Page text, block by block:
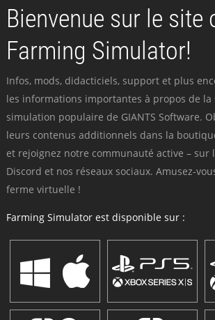
Bienvenue sur le site
Farming Simulator!
Infos, mods, didacticiels, support et plus
les informations importantes à propos de la
simulation populaire de GIANTS Software.
leurs contenus additionnels dans la
et rejoignez notre communauté active – sur
Discord et nos réseaux sociaux. Amusez-
ferme virtuelle !
Farming Simulator est disponible sur :